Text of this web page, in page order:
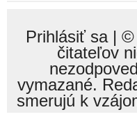
Prihlásiť sa| ©
čitateľov
vymazané.
smerujú k